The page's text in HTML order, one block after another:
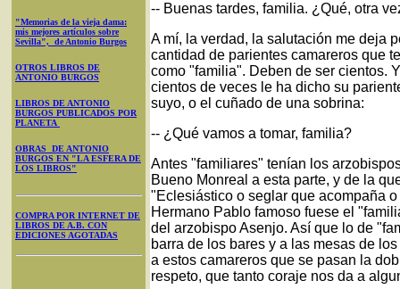
"Memorias de la vieja dama:
mis mejores artículos sobre
Sevilla", de Antonio Burgos
OTROS LIBROS DE
ANTONIO BURGOS
LIBROS DE ANTONIO
BURGOS PUBLICADOS POR
PLANETA
OBRAS DE ANTONIO
BURGOS EN "LA ESFERA DE
LOS LIBROS"
COMPRA POR INTERNET DE
LIBROS DE A.B. CON
EDICIONES AGOTADAS
-- Buenas tardes, familia. ¿Qué, otra
A mí, la verdad, la salutación me deja
cantidad de parientes camareros que
como "familia". Deben de ser cientos.
cientos de veces le ha dicho su
suyo, o el cuñado de una sobrina:
-- ¿Qué vamos a tomar, familia?
Antes "familiares" tenían los
Bueno Monreal a esta parte, y de la
"Eclesiástico o seglar que acompaña
Hermano Pablo famoso fuese el
del arzobispo Asenjo. Así que lo de
barra de los bares y a las mesas de
a estos camareros que se pasan la
respeto, que tanto coraje nos da a